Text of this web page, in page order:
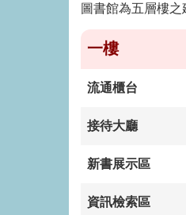
圖書館為五層樓
一樓
流通櫃台
接待大廳
新書展示區
資訊檢索區